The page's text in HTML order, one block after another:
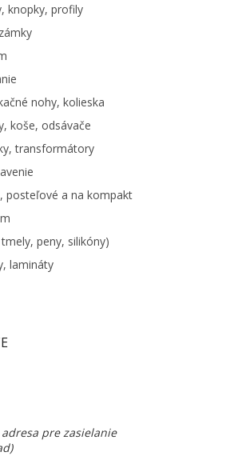
knopky, profily
nohy, kolieska
koše, odsávače
transformátory
posteľové a na kompakt
peny, silikóny)
lamináty
pre zasielanie